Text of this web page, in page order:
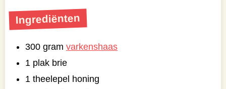
Ingrediënten
300 gram varkenshaas
1 plak brie
1 theelepel honing